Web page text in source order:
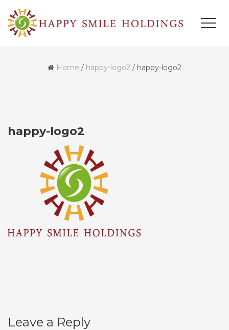
Home / happy-logo2 / happy-logo2
happy-logo2
Leave a Reply